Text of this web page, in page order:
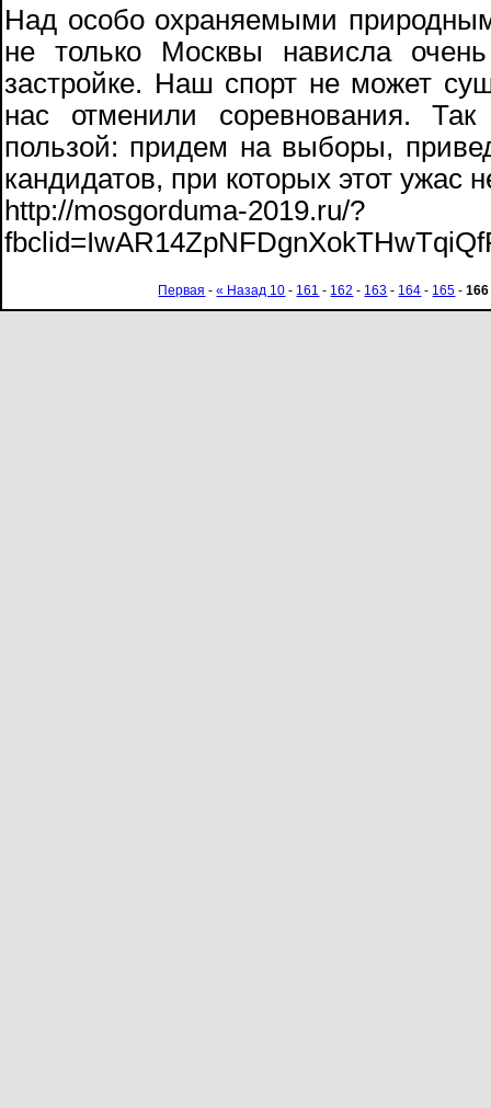
Над особо охраняемыми
не только Москвы нависла
застройке. Наш спорт не может
нас отменили соревнования.
пользой: придем на выборы,
кандидатов, при которых этот ужас
http://mosgorduma-2019.ru/?
Первая -« Назад 10 - 161 - 162 - 163 - 164 - 165 -166